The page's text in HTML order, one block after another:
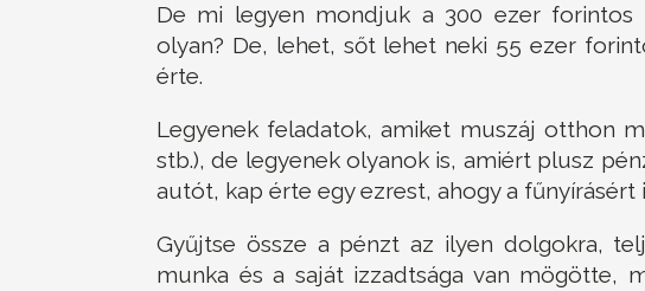
De mi legyen mondjuk a 300 ezer forintos
olyan? De, lehet, sőt lehet neki 55 ezer
érte.
Legyenek feladatok, amiket muszáj otthon
stb.), de legyenek olyanok is, amiért plusz
autót, kap érte egy ezrest, ahogy a fűnyírásért
Gyűjtse össze a pénzt az ilyen dolgokra,
munka és a saját izzadtsága van mögötte,